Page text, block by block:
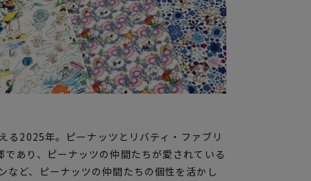
る2025年。ピーナッツとリバティ・ファブリ
あり、ピーナッツの仲間たちが愛されている
ど、ピーナッツの仲間たちの個性を活かし